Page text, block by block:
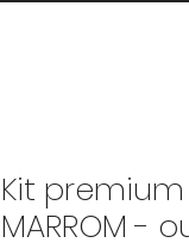
Kit premium
MARROM -